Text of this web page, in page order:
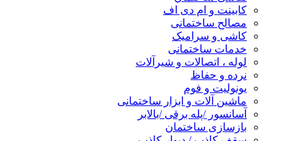
کابینت و ام دی اف
مصالح ساختمانی
کاشی و سرامیک
خدمات ساختمانی
لوله ، اتصالات و شیرآلات
نرده و حفاظ
یونولیت و فوم
ماشین آلات و ابزار ساختمانی
آسانسور /پله برقی /بالابر
بازسازی ساختمان